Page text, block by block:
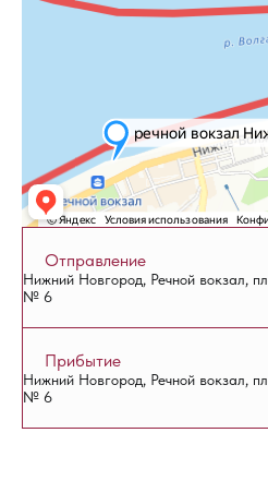
Отправление
Нижний Новгород, Речной вокзал,
№ 6
Прибытие
Нижний Новгород, Речной вокзал,
№ 6